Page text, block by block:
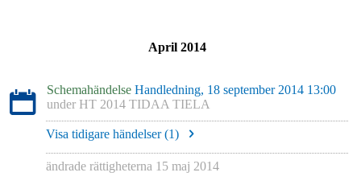
April 2014
Schemahändelse Handledning, 18 september 2014 13:00
under HT 2014 TIDAA TIELA
Visa tidigare händelser (1)
ändrade rättigheterna 15 maj 2014